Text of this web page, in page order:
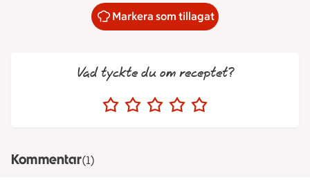
Markera som tillagat
Vad tyckte du om receptet?
Kommentar(1)